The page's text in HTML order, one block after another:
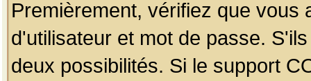
Premièrement, vérifiez que
d'utilisateur et mot de passe.
deux possibilités. Si le support